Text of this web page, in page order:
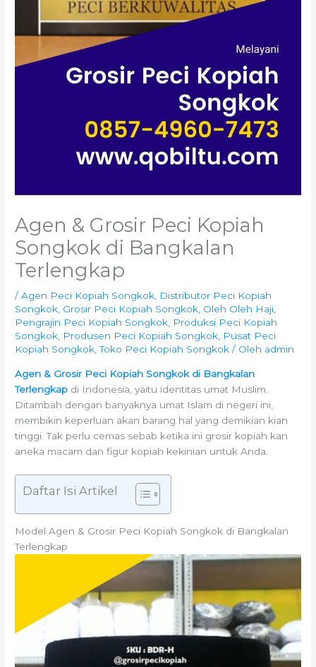
Agen & Grosir Peci Kopiah
Songkok di Bangkalan
Terlengkap
/Agen Peci Kopiah Songkok Distributor Peci Kopiah
Songkok Grosir Peci Kopiah Songkok Oleh Oleh Haji
Pengrajin Peci Kopiah Songkok Produksi Peci Kopiah
Songkok Produsen Peci Kopiah Songkok Pusat Peci
Kopiah Songkok ,Toko Peci Kopiah Songkok / Oleh admin
Agen & Grosir Peci Kopiah Songkok di Bangkalan
Terlengkap di Indonesia, yaitu identitas umat Muslim.
Ditambah dengan banyaknya umat Islam di negeri ini,
membikin keperluan akan barang hal yang demikian kian
tinggi. Tak perlu cemas sebab ketika ini grosir kopiah kan
aneka macam dan figur kopiah kekinian untuk Anda.
Daftar Isi Artikel
Model Agen & Grosir Peci Kopiah Songkok di Bangkalan
Terlengkap